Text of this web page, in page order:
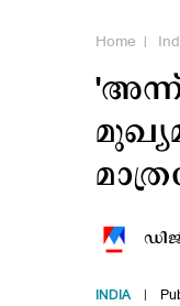
Home
INDIA